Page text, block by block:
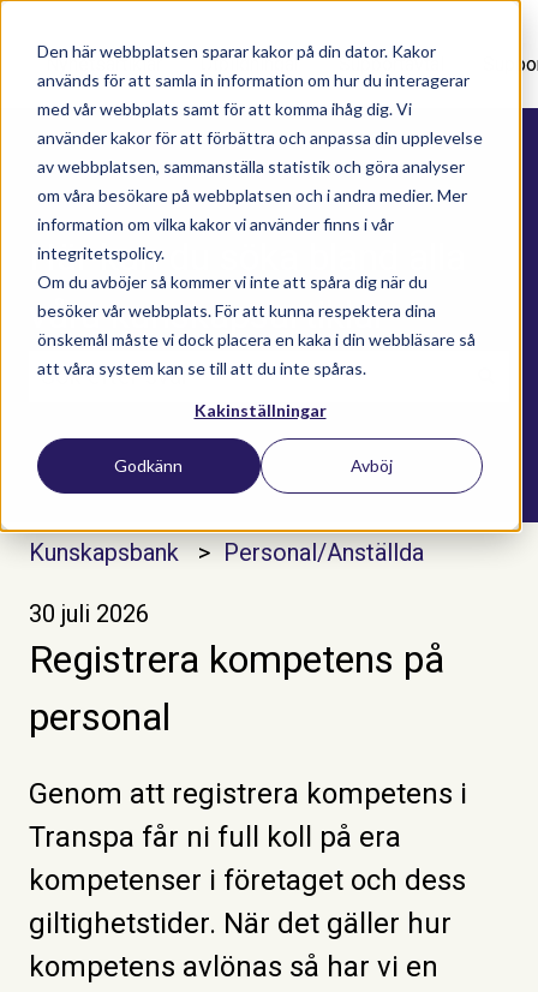
Den här webbplatsen sparar kakor på din dator. Kakor
används för att samla in information om hur du interagerar
med vår webbplats samt för att komma ihåg dig. Vi
använder kakor för att förbättra och anpassa din upplevelse
av webbplatsen, sammanställa statistik och göra analyser
om våra besökare på webbplatsen och i andra medier. Mer
information om vilka kakor vi använder finns i vår
integritetspolicy.
Om du avböjer så kommer vi inte att spåra dig när du
besöker vår webbplats. För att kunna respektera dina
önskemål måste vi dock placera en kaka i din webbläsare så
att våra system kan se till att du inte spåras.
Kakinställningar
Godkänn Avböj
Nyhetsartiklar Utbildningar Supportavtal
Här kan du söka bland alla
våra kunskapsartiklar
Det finns inga förslag eftersom sökfältet är
Kunskapsbank Personal/Anställda
30 juli 2026
Registrera kompetens på
personal
Genom att registrera kompetens i
Transpa får ni full koll på era
kompetenser i företaget och dess
giltighetstider. När det gäller hur
kompetens avlönas så har vi en